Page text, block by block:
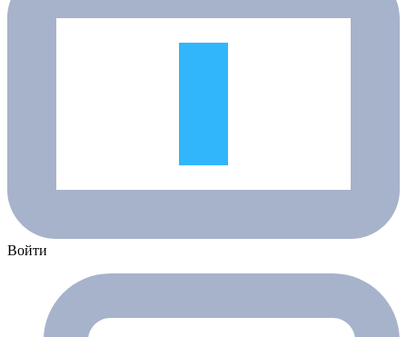
Войти